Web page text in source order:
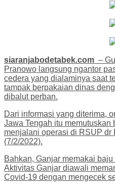
siaranjabodetabek.com –
Pranowo langsung ngantor
cedera yang dialaminya saat
tampak berpakaian dinas
dibalut perban.
Dari informasi yang diterima,
Jawa Tengah itu memutuskan
menjalani operasi di RSUP dr
(7/2/2022).
Bahkan, Ganjar memakai
Aktivitas Ganjar diawali
Covid-19 dengan mengecek